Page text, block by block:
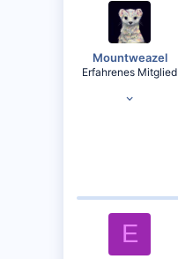
Mountweazel
Erfahrenes Mitglied
E